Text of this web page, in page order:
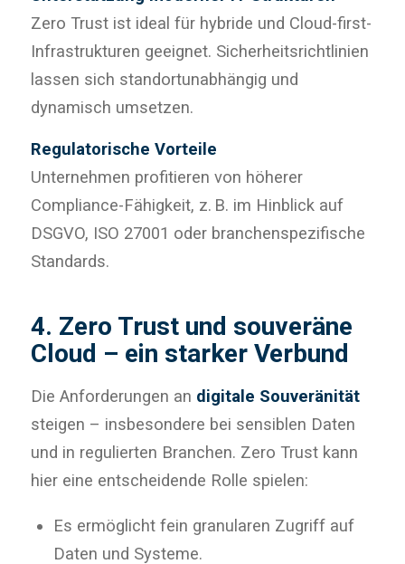
Zero Trust ist ideal für hybride und Cloud-first-
Infrastrukturen geeignet. Sicherheitsrichtlinien
lassen sich standortunabhängig und
dynamisch umsetzen.
Regulatorische Vorteile
Unternehmen profitieren von höherer
Compliance-Fähigkeit, z. B. im Hinblick auf
DSGVO, ISO 27001 oder branchenspezifische
Standards.
4. Zero Trust und souveräne
Cloud – ein starker Verbund
Die Anforderungen an digitale Souveränität
steigen – insbesondere bei sensiblen Daten
und in regulierten Branchen. Zero Trust kann
hier eine entscheidende Rolle spielen:
Es ermöglicht fein granularen Zugriff auf
Daten und Systeme.